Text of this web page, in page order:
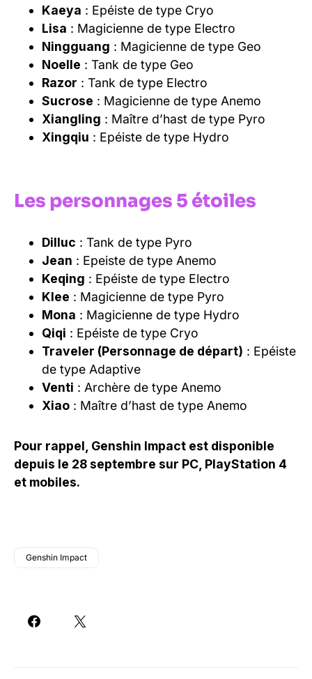
Kaeya : Epéiste de type Cryo
Lisa : Magicienne de type Electro
Ningguang : Magicienne de type Geo
Noelle : Tank de type Geo
Razor : Tank de type Electro
Sucrose : Magicienne de type Anemo
Xiangling : Maître d’hast de type Pyro
Xingqiu : Epéiste de type Hydro
Les personnages 5 étoiles
Dilluc : Tank de type Pyro
Jean : Epeiste de type Anemo
Keqing : Epéiste de type Electro
Klee : Magicienne de type Pyro
Mona : Magicienne de type Hydro
Qiqi : Epéiste de type Cryo
Traveler (Personnage de départ) : Epéiste
de type Adaptive
Venti : Archère de type Anemo
Xiao : Maître d’hast de type Anemo
Pour rappel, Genshin Impact est disponible
depuis le 28 septembre sur PC, PlayStation 4
et mobiles.
Genshin Impact